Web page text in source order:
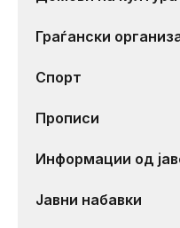
Граѓански
Спорт
Прописи
Информации од
Јавни набавки